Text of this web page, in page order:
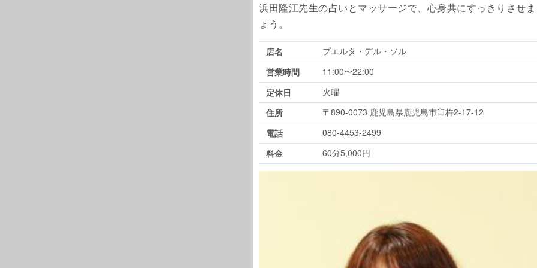
浜田隆江先生の占いとマッサージで、心身共にすっきりさせ
ょう。
店名
プエルタ・デル・ソル
営業時間
11:00〜22:00
定休日
火曜
住所
〒890-0073 鹿児島県鹿児島市臼杵2-17-12
電話
080-4453-2499
料金
60分5,000円